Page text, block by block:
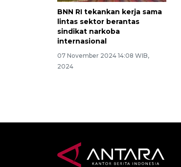
BNN RI tekankan kerja sama
lintas sektor berantas
sindikat narkoba
internasional
07 November 2024 14:08 WIB,
2024